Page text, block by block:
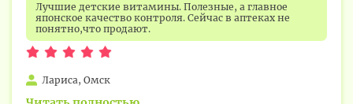
Лучшие детские витамины. Полезные, а главное
японское качество контроля. Сейчас в аптеках не
понятно,что продают.
Лариса, Омск